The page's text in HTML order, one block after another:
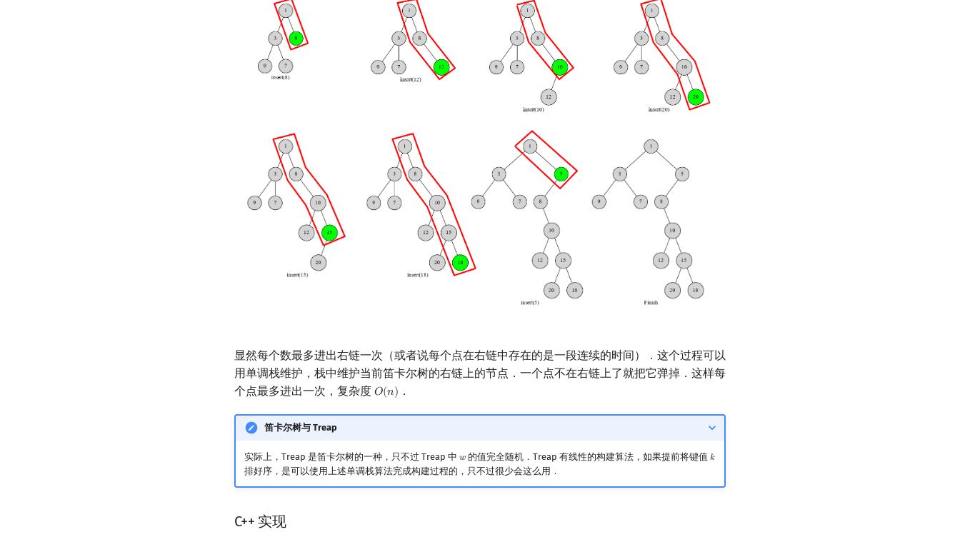
显然每个数最多进出右链一次（或者说每个点在右链中存在的是一段连续的时间）．这个过程可以
用单调栈维护，栈中维护当前笛卡尔树的右链上的节点．一个点不在右链上了就把它弹掉．这样每
个点最多进出一次，复杂度 𝑂(𝑛)
O(n) ．
笛卡尔树与 Treap
实际上，Treap 是笛卡尔树的一种，只不过 Treap 中 𝑤
w的值完全随机．Treap 有线性的构建算法，如果提前将键值 𝑘
k
排好序，是可以使用上述单调栈算法完成构建过程的，只不过很少会这么用．
C++ 实现